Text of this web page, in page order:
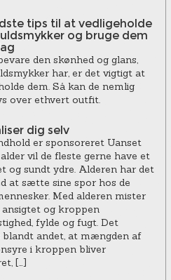
tips til at vedligeholde
og bruge dem
den skønhed og glans,
har, er det vigtigt at
dem. Så kan de nemlig
over ethvert outfit.
dig selv
er sponsoreret Uanset
vil de fleste gerne have et
og sundt ydre. Alderen har det
at sætte sine spor hos de
Med alderen mister
ansigtet og kroppen
fylde og fugt. Det
blandt andet, at mængden af
i kroppen bliver
[…]